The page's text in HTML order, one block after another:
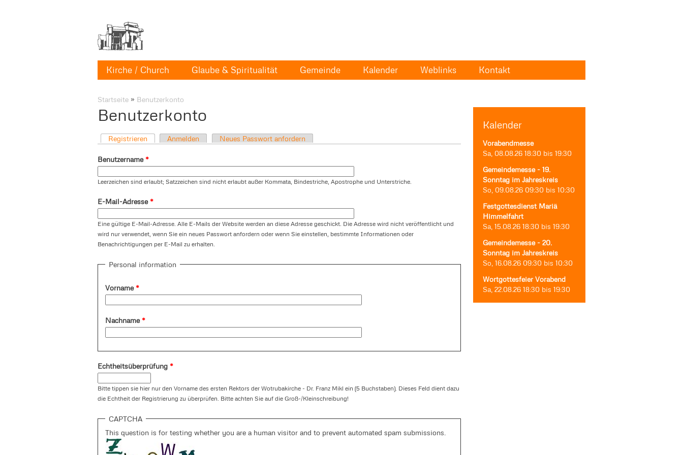
Kirche / Church Glaube & Spiritualität Gemeinde Kalender Weblinks Kontakt
Startseite » Benutzerkonto
Kalender
Vorabendmesse
Sa, 08.08.26 18:30 bis 19:30
Gemeindemesse - 19.
Sonntag im Jahreskreis
So, 09.08.26 09:30 bis 10:30
Festgottesdienst Mariä
Himmelfahrt
Sa, 15.08.26 18:30 bis 19:30
Gemeindemesse - 20.
Sonntag im Jahreskreis
So, 16.08.26 09:30 bis 10:30
Wortgottesfeier Vorabend
Sa, 22.08.26 18:30 bis 19:30
Benutzerkonto
Registrieren Anmelden Neues Passwort anfordern
Benutzername *
Leerzeichen sind erlaubt; Satzzeichen sind nicht erlaubt außer Kommata, Bindestriche, Apostrophe und Unterstriche.
E-Mail-Adresse *
Eine gültige E-Mail-Adresse. Alle E-Mails der Website werden an diese Adresse geschickt. Die Adresse wird nicht veröffentlicht und
wird nur verwendet, wenn Sie ein neues Passwort anfordern oder wenn Sie einstellen, bestimmte Informationen oder
Benachrichtigungen per E-Mail zu erhalten.
Personal information
Vorname *
Nachname *
Echtheitsüberprüfung *
Bitte tippen sie hier nur den Vorname des ersten Rektors der Wotrubakirche - Dr. Franz Mikl ein (5 Buchstaben). Dieses Feld dient dazu
die Echtheit der Registrierung zu überprüfen. Bitte achten Sie auf die Groß-/Kleinschreibung!
CAPTCHA
This question is for testing whether you are a human visitor and to prevent automated spam submissions.